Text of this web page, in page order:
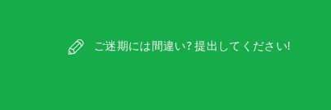
ご迷期には間違い? 提出してください!